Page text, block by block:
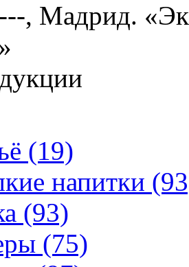
, Мадрид.
(19)
напитки
(93)
(75)